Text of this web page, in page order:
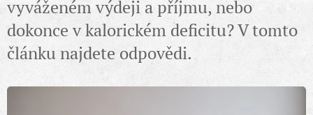
vyváženém výdeji a příjmu, nebo
dokonce v kalorickém deficitu? V tomto
článku najdete odpovědi.